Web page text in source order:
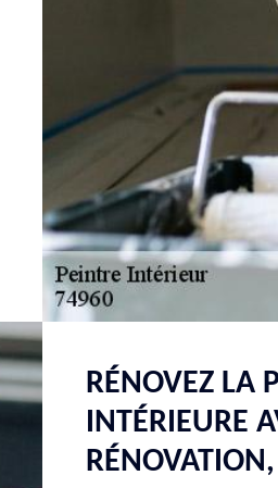
RÉNOVEZ LA
INTÉRIEURE